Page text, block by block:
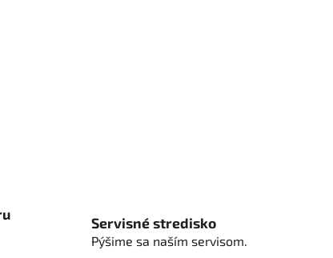
Servisné stredisko
Pýšime sa naším servisom.